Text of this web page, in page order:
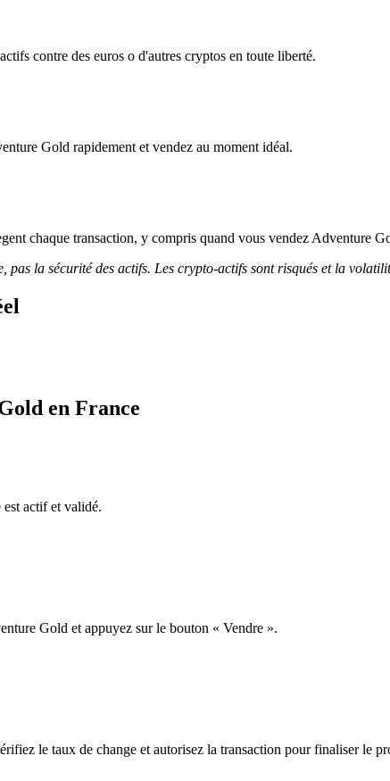
contre des euros o d'autres cryptos en toute liberté.
Gold rapidement et vendez au moment idéal.
chaque transaction, y compris quand vous vendez Adventure
pas la sécurité des actifs. Les crypto-actifs sont risqués et la
en France
actif et validé.
Gold et appuyez sur le bouton « Vendre ».
le taux de change et autorisez la transaction pour finaliser le